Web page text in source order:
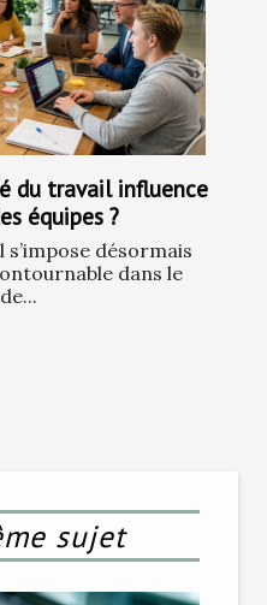
du travail influence
équipes ?
désormais
dans le
sujet